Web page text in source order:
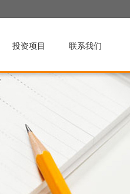
投资项目 联系我们